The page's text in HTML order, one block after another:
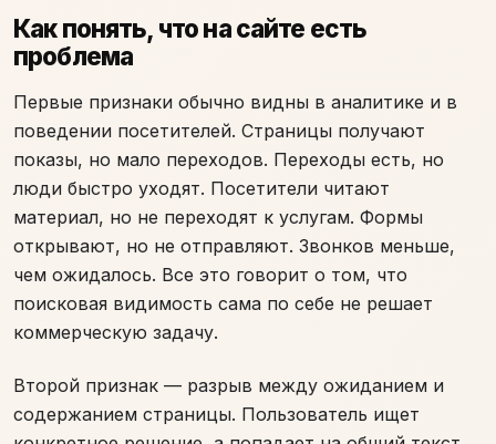
Как понять, что на сайте есть
проблема
Первые признаки обычно видны в аналитике и в
поведении посетителей. Страницы получают
показы, но мало переходов. Переходы есть, но
люди быстро уходят. Посетители читают
материал, но не переходят к услугам. Формы
открывают, но не отправляют. Звонков меньше,
чем ожидалось. Все это говорит о том, что
поисковая видимость сама по себе не решает
коммерческую задачу.
Второй признак — разрыв между ожиданием и
содержанием страницы. Пользователь ищет